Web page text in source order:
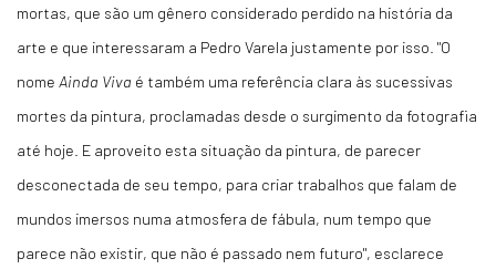
mortas, que são um gênero considerado perdido na história da
arte e que interessaram a Pedro Varela justamente por isso. "O
nome Ainda Viva é também uma referência clara às sucessivas
mortes da pintura, proclamadas desde o surgimento da fotografia
até hoje. E aproveito esta situação da pintura, de parecer
desconectada de seu tempo, para criar trabalhos que falam de
mundos imersos numa atmosfera de fábula, num tempo que
parece não existir, que não é passado nem futuro", esclarece